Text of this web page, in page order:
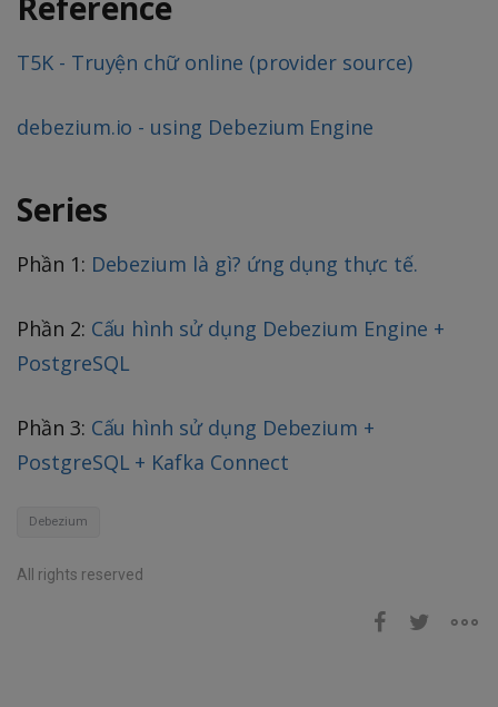
T5K - Truyện chữ online (provider source)
debezium.io - using Debezium Engine
Series
Phần 1: Debezium là gì? ứng dụng thực tế.
Phần 2: Cấu hình sử dụng Debezium Engine +
PostgreSQL
Phần 3: Cấu hình sử dụng Debezium +
PostgreSQL + Kafka Connect
Debezium
All rights reserved